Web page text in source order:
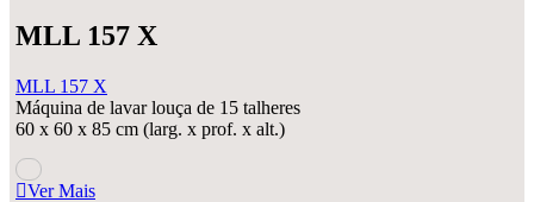
MLL 157 X
MLL 157 X
Máquina de lavar louça de 15 talheres
60 x 60 x 85 cm (larg. x prof. x alt.)
Ver Mais